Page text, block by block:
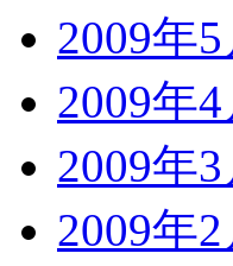
2009年5
2009年4
2009年3
2009年2